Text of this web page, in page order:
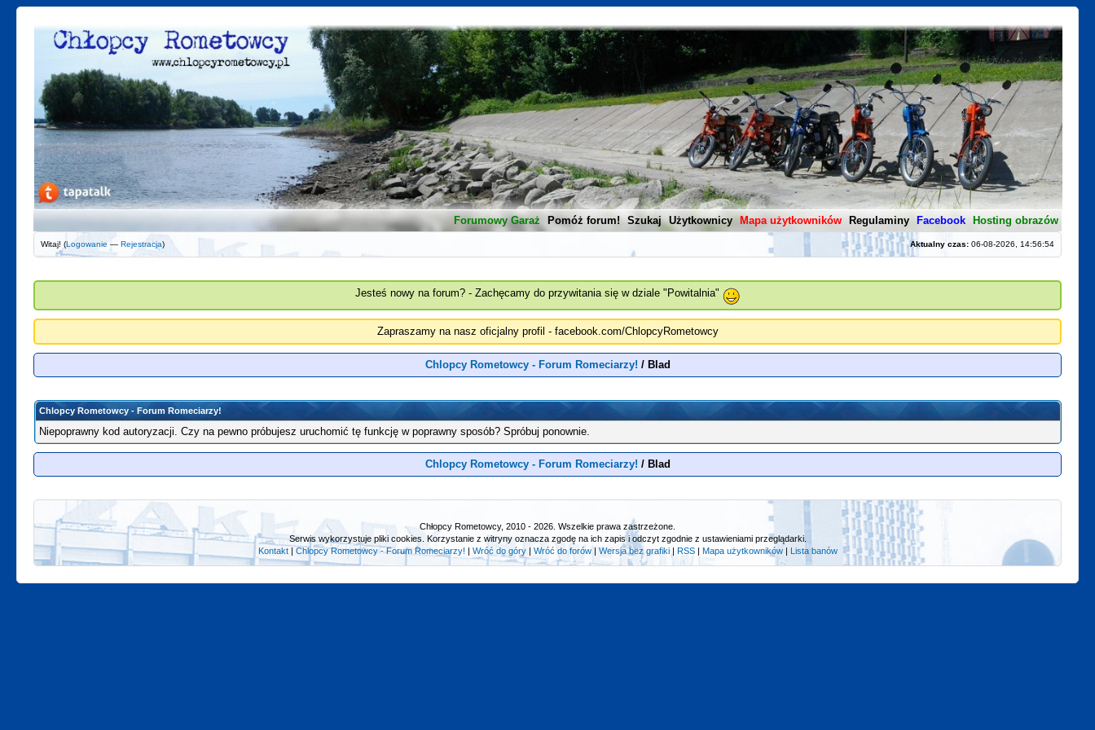
Forumowy Garaż Pomóż forum! Szukaj Użytkownicy Mapa użytkowników Regulaminy Facebook Hosting obrazów
Aktualny czas:06-08-2026, 14:56:54
Witaj! (Logowanie —Rejestracja)
Jesteś nowy na forum? - Zachęcamy do przywitania się w dziale "Powitalnia"
Zapraszamy na nasz oficjalny profil - facebook.com/ChlopcyRometowcy
Chlopcy Rometowcy - Forum Romeciarzy! / Blad
Chlopcy Rometowcy - Forum Romeciarzy!
Niepoprawny kod autoryzacji. Czy na pewno próbujesz uruchomić tę funkcję w poprawny sposób? Spróbuj ponownie.
Chlopcy Rometowcy - Forum Romeciarzy! / Blad
Chłopcy Rometowcy, 2010 - 2026. Wszelkie prawa zastrzeżone.
Serwis wykorzystuje pliki cookies. Korzystanie z witryny oznacza zgodę na ich zapis i odczyt zgodnie z ustawieniami przeglądarki.
Kontakt| Chlopcy Rometowcy - Forum Romeciarzy! Wróć do góry| Wróć do forów| Wersja bez grafiki| RSS| Mapa użytkowników| Lista banów